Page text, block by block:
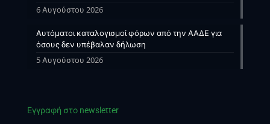
6 Αυγούστου 2026
Αυτόματοι καταλογισμοί φόρων από την ΑΑΔΕ για
όσους δεν υπέβαλαν δήλωση
5 Αυγούστου 2026
Εγγραφή στο newsletter